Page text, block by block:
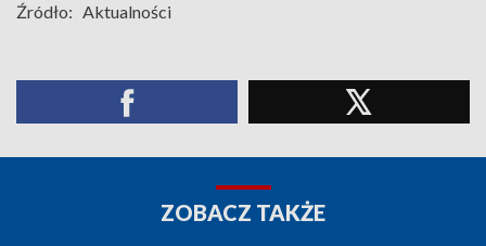
Źródło: Aktualności
ZOBACZ TAKŻE